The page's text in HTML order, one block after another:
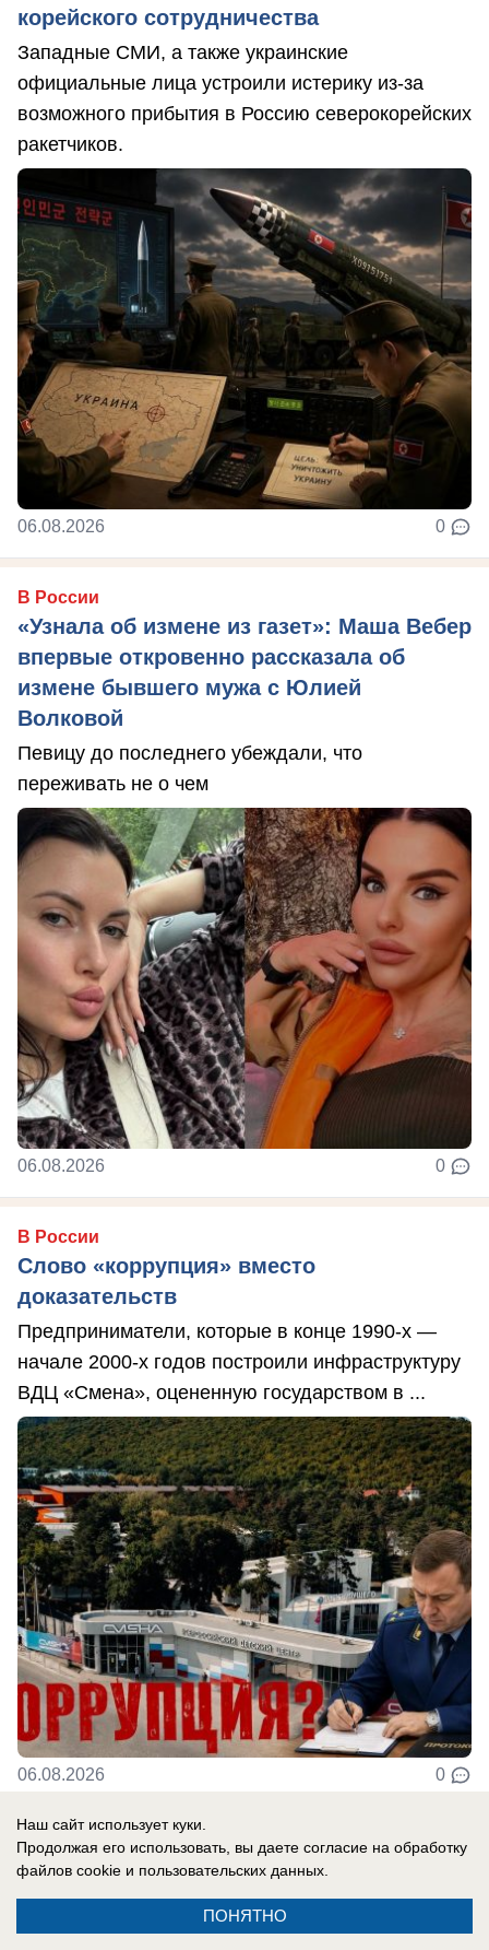
корейского сотрудничества
Западные СМИ, а также украинские
официальные лица устроили истерику из-за
возможного прибытия в Россию северокорейских
ракетчиков.
06.08.2026 0
В России
«Узнала об измене из газет»: Маша Вебер
впервые откровенно рассказала об
измене бывшего мужа с Юлией
Волковой
Певицу до последнего убеждали, что
переживать не о чем
06.08.2026 0
В России
Слово «коррупция» вместо
доказательств
Предприниматели, которые в конце 1990-х —
начале 2000-х годов построили инфраструктуру
ВДЦ «Смена», оцененную государством в ...
06.08.2026 0
Новости СМИ2
Наш сайт использует куки.
Продолжая его использовать, вы даете согласие на обработку
файлов cookie и пользовательских данных.
ПОНЯТНО